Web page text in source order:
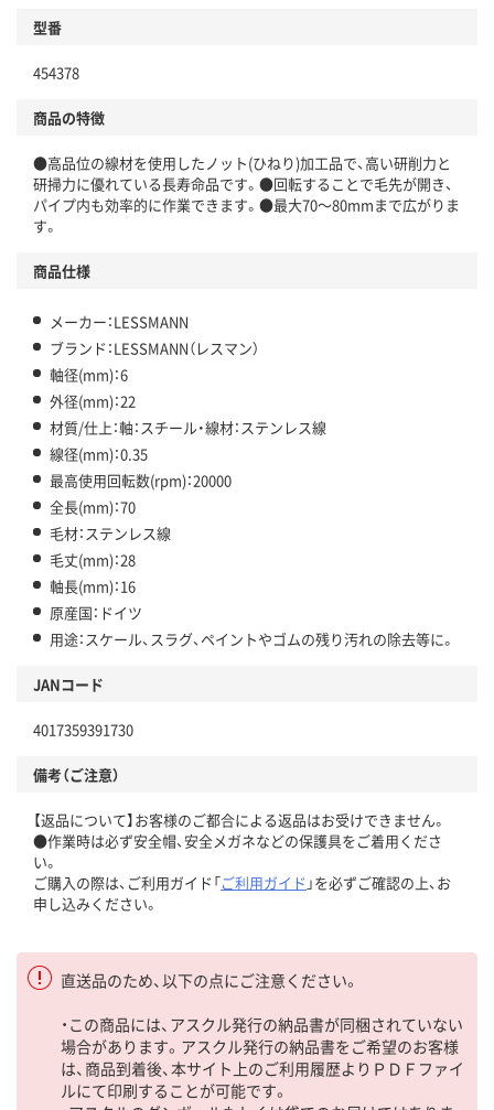
型番
454378
商品の特徴
●高品位の線材を使用したノット(ひねり)加工品で、高い研削力と
研掃力に優れている長寿命品です。●回転することで毛先が開き、
パイプ内も効率的に作業できます。●最大70～80mmまで広がりま
す。
商品仕様
メーカー：LESSMANN
ブランド：LESSMANN（レスマン）
軸径(mm)：6
外径(mm)：22
材質/仕上：軸：スチール・線材：ステンレス線
線径(mm)：0.35
最高使用回転数(rpm)：20000
全長(mm)：70
毛材：ステンレス線
毛丈(mm)：28
軸長(mm)：16
原産国：ドイツ
用途：スケール、スラグ、ペイントやゴムの残り汚れの除去等に。
JANコード
4017359391730
備考（ご注意）
【返品について】お客様のご都合による返品はお受けできません。
●作業時は必ず安全帽、安全メガネなどの保護具をご着用くださ
い。
ご購入の際は、ご利用ガイド「ご利用ガイド 」を必ずご確認の上、お
申し込みください。
直送品のため、以下の点にご注意ください。
・この商品には、アスクル発行の納品書が同梱されていない
場合があります。アスクル発行の納品書をご希望のお客様
は、商品到着後、本サイト上のご利用履歴よりＰＤＦファイ
ルにて印刷することが可能です。